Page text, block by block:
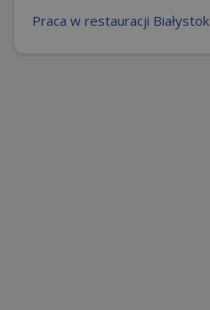
Praca w restauracji Białystok